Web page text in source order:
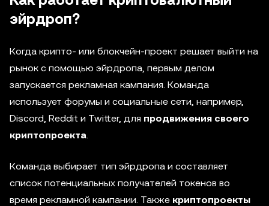
эйрдроп?
Когда крипто- или блокчейн-проект решает выйти на
рынок с помощью эйрдропа, первым делом
запускается рекламная кампания. Команда
использует форумы и социальные сети, например,
Discord, Reddit и Twitter, для продвижения своего
криптопроекта
Команда выбирает тип эйрдропа и составляет
список потенциальных получателей токенов во
время рекламной кампании. Также криптопроекты